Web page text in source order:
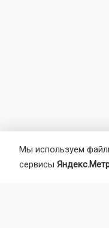
Мы используем
сервисы